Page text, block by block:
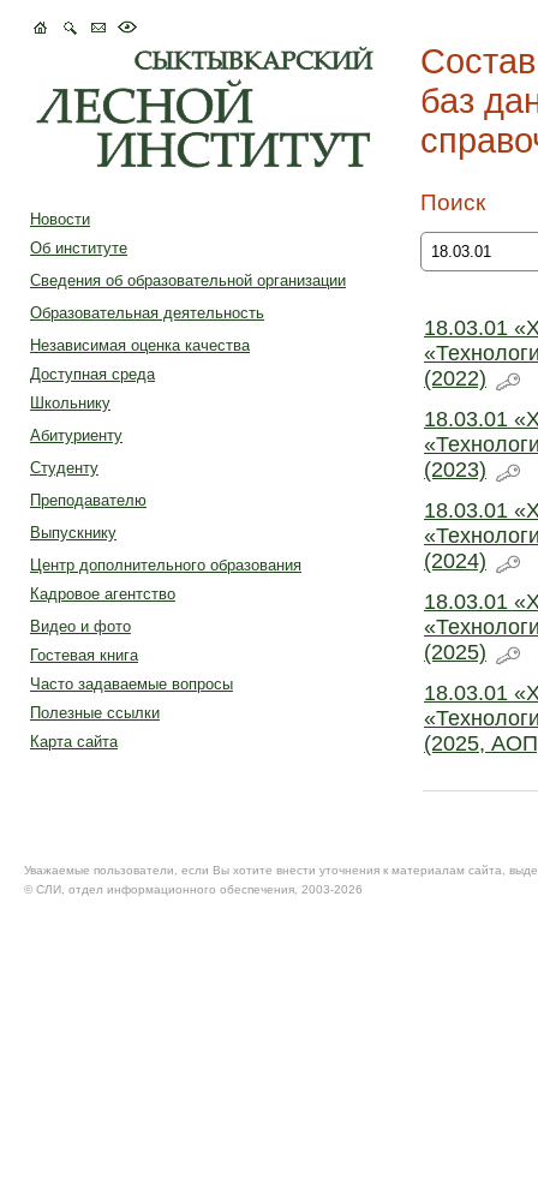
Новости
Об институте
Сведения об образовательной организации
Образовательная деятельность
Независимая оценка качества
Доступная среда
Школьнику
Абитуриенту
Студенту
Преподавателю
Выпускнику
Центр дополнительного образования
Кадровое агентство
Видео и фото
Гостевая книга
Часто задаваемые вопросы
Полезные ссылки
Карта сайта
баз
Поиск
18.03.01
(2022)
18.03.01
(2023)
18.03.01
(2024)
18.03.01
(2025)
18.03.01
(2025,
Уважаемые пользователи, если Вы хотите внести уточнения к материалам сайта,
© CЛИ, отдел информационного обеспечения, 2003-2026